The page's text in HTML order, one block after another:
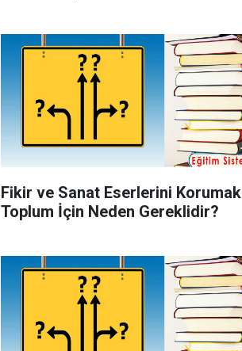
Fikir ve Sanat Eserlerini Korumak
Toplum İçin Neden Gereklidir?